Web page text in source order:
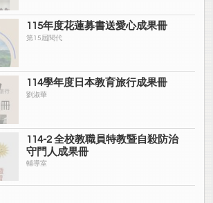
115年度花蓮募書送愛心成果冊
第15屆閱代
114學年度日本教育旅行成果冊
劉淑華
114-2 全校教職員特教暨自殺防治
守門人成果冊
輔導室